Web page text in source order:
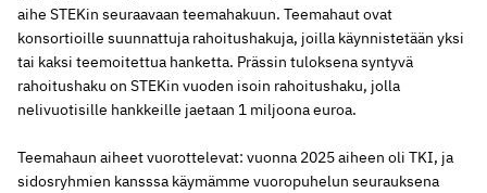
aihe STEKin seuraavaan teemahakuun. Teemahaut ovat
konsortioille suunnattuja rahoitushakuja, joilla käynnistetään yksi
tai kaksi teemoitettua hanketta. Prässin tuloksena syntyvä
rahoitushaku on STEKin vuoden isoin rahoitushaku, jolla
nelivuotisille hankkeille jaetaan 1 miljoona euroa.
Teemahaun aiheet vuorottelevat: vuonna 2025 aiheen oli TKI, ja
sidosryhmien kansssa käymämme vuoropuhelun seurauksena